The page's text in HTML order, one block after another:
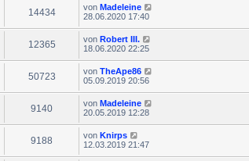
14434 von Madeleine
28.06.2020 17:40
12365 von Robert III.
18.06.2020 22:25
50723 von TheApe86
05.09.2019 20:56
9140 von Madeleine
20.05.2019 12:28
9188 von Knirps
12.03.2019 21:47